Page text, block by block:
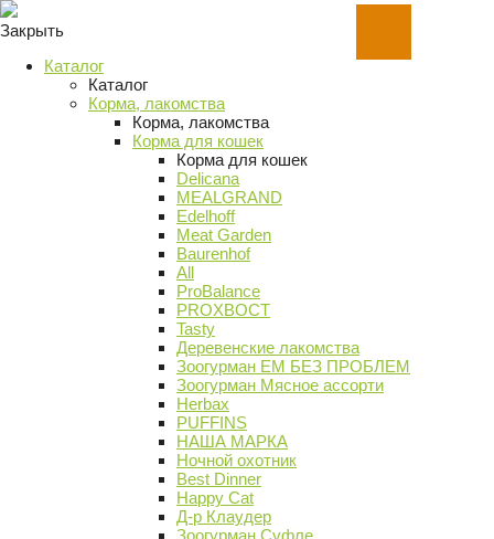
Закрыть
Каталог
Каталог
Корма, лакомства
Корма, лакомства
Корма для кошек
Корма для кошек
Delicana
MEALGRAND
Edelhoff
Meat Garden
Baurenhof
All
ProBalance
PROХВОСТ
Tasty
Деревенские лакомства
Зоогурман ЕМ БЕЗ ПРОБЛЕМ
Зоогурман Мясное ассорти
Herbax
PUFFINS
НАША МАРКА
Ночной охотник
Best Dinner
Happy Cat
Д-р Клаудер
Зоогурман Суфле